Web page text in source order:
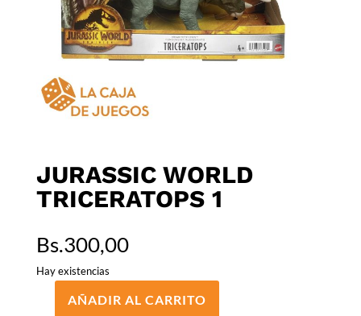
JURASSIC WORLD
TRICERATOPS 1
Bs.300,00
Hay existencias
JURASSIC
AÑADIR AL CARRITO